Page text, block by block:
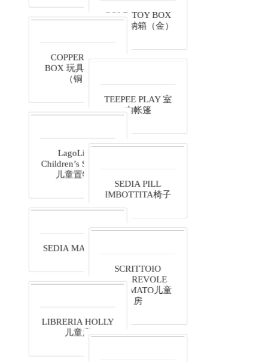
Children's Chair
SILVER TOY BOX
玩具收纳箱（银）
玩具收纳箱（金）
COPPER TOY
BOX 玩具收纳箱
LagoLinea
Children’s Shelving
儿童置物架
SAGOMATO儿童